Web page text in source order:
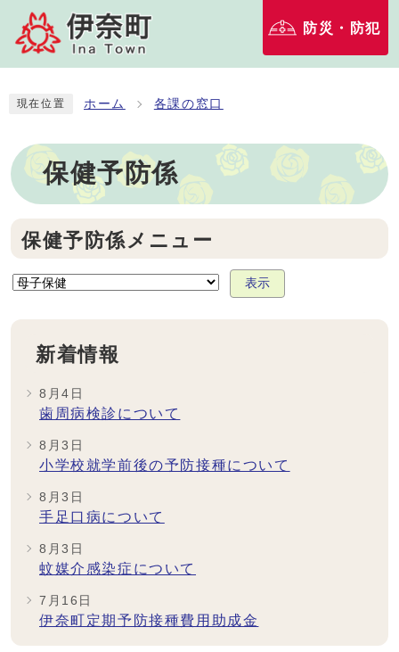
防災・防犯
現在位置 ホーム 各課の窓口
保健予防係
保健予防係メニュー
表示
新着情報
8月4日
歯周病検診について
8月3日
小学校就学前後の予防接種について
8月3日
手足口病について
8月3日
蚊媒介感染症について
7月16日
伊奈町定期予防接種費用助成金